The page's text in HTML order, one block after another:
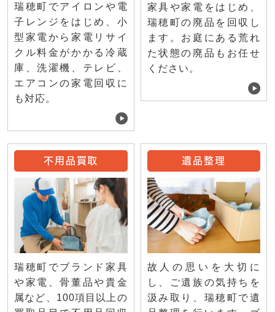
瑞穂町でアイロンや電
子レンジをはじめ、小
型家電から家電リサイ
クル料金がかかる冷蔵
庫、洗濯機、テレビ、
エアコンの家電回収に
も対応。
家具や家電をはじめ、
瑞穂町の廃品を回収し
ます。お庭にある荒れ
た状態の廃品もお任せ
ください。
不用品買取
瑞穂町でブランド家具
や家電、骨董品や貴金
属など、100項目以上の
遺品整理
故人の思いを大切に
し、ご遺族の気持ちを
汲み取り、瑞穂町で遺